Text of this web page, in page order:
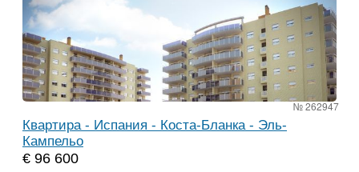
№ 262947
Квартира - Испания - Коста-Бланка - Эль-
Кампельо
€ 96 600